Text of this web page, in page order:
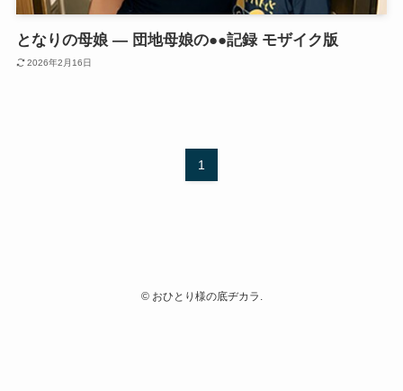
となりの母娘 — 団地母娘の●●記録 モザイク版
2026年2月16日
1
©おひとり様の底ヂカラ.